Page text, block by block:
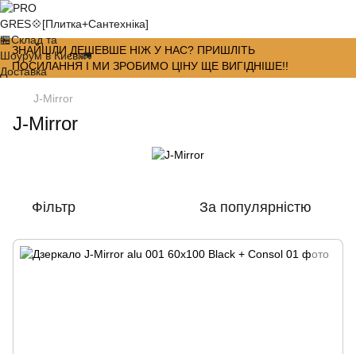
ЗНАЙШЛИ ДЕШЕВШЕ НІЖ У НАС? ПРИШЛІТЬ
ПОСИЛАННЯ І МИ ЗРОБИМО ЦІНУ ЩЕ ВИГІДНІШЕ!!
J-Mirror
J-Mirror
Фільтр За популярністю